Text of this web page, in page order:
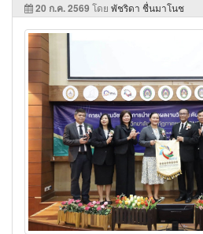
20 ก.ค. 2569 โดย พัชริดา ชื่นมาโนช